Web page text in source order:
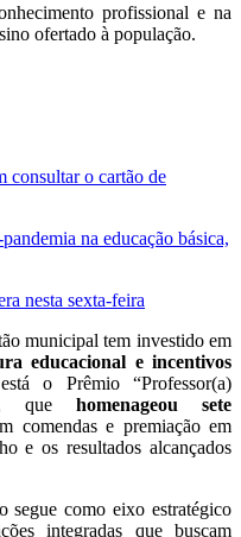
profissional e na
ofertado à população.
consultar o cartão de
na educação básica,
nesta sexta-feira
municipal tem investido em
educacional e incentivos
o Prêmio “Professor(a)
que homenageou sete
comendas e premiação em
e os resultados alcançados
segue como eixo estratégico
integradas que buscam